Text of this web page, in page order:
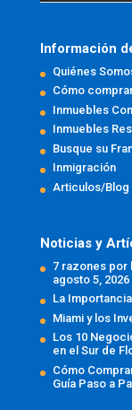
Información
Quiénes
Cómo
Inmuebles
Inmuebles
Busque su
Inmigración
Articulos/Blog
Noticias y
7 razones por
agosto 5, 2026
La
Miami y los
Los 10
en el Sur de
Cómo
Guía Paso a